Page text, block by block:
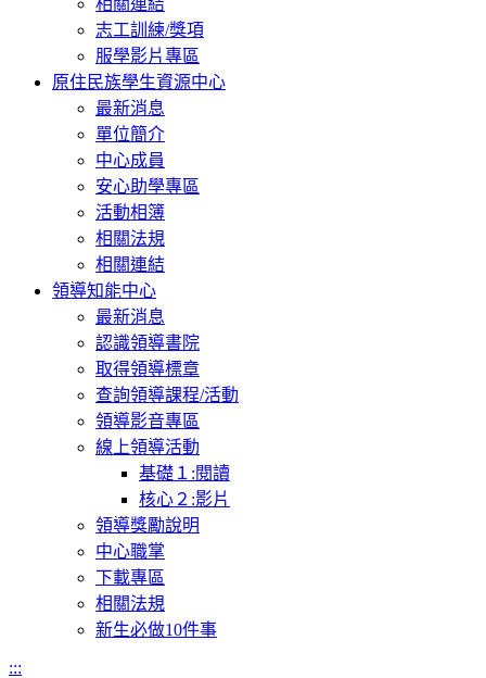
志工訓練/獎項
服學影片專區
原住民族學生資源中心
最新消息
單位簡介
中心成員
安心助學專區
活動相簿
相關法規
相關連結
領導知能中心
最新消息
認識領導書院
取得領導標章
查詢領導課程/活動
領導影音專區
線上領導活動
基礎１:閱讀
核心２:影片
領導獎勵說明
中心職掌
下載專區
相關法規
新生必做10件事
:::